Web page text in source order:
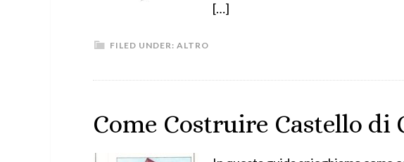
[…]
FILED UNDER: ALTRO
Come Costruire Castello di